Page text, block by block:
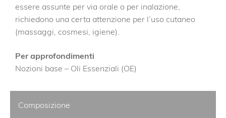
essere assunte per via orale o per inalazione,
richiedono una certa attenzione per l’uso cutaneo
(massaggi, cosmesi, igiene).
Per approfondimenti
Nozioni base – Oli Essenziali (OE)
Composizione